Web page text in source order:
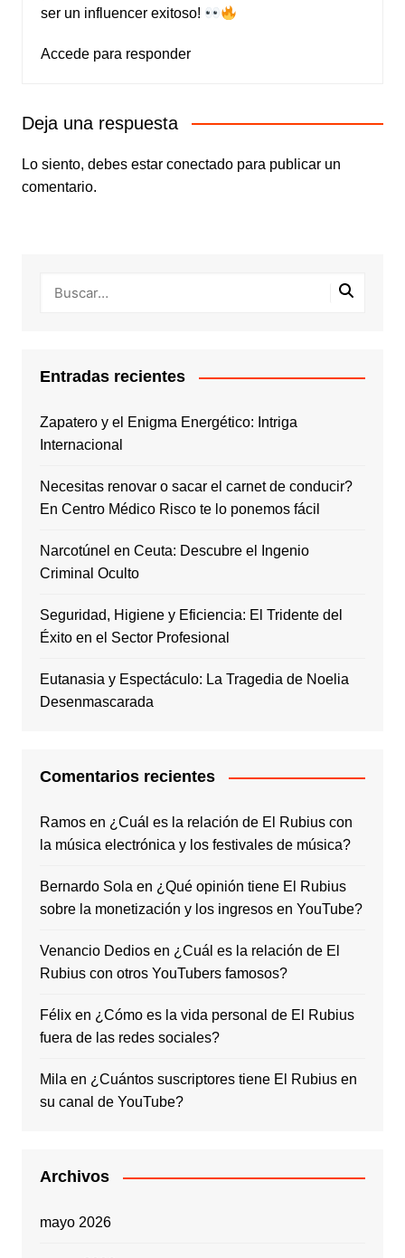
ser un influencer exitoso!
Accede para responder
Deja una respuesta
Lo siento, debes estar conectadopara publicar un
comentario.
Entradas recientes
Zapatero y el Enigma Energético: Intriga
Internacional
Necesitas renovar o sacar el carnet de conducir?
En Centro Médico Risco te lo ponemos fácil
Narcotúnel en Ceuta: Descubre el Ingenio
Criminal Oculto
Seguridad, Higiene y Eficiencia: El Tridente del
Éxito en el Sector Profesional
Eutanasia y Espectáculo: La Tragedia de Noelia
Desenmascarada
Comentarios recientes
Ramosen ¿Cuál es la relación de El Rubius con
la música electrónica y los festivales de música?
Bernardo Sola en ¿Qué opinión tiene El Rubius
sobre la monetización y los ingresos en YouTube?
Venancio Dediosen ¿Cuál es la relación de El
Rubius con otros YouTubers famosos?
Félixen ¿Cómo es la vida personal de El Rubius
fuera de las redes sociales?
Mila en ¿Cuántos suscriptores tiene El Rubius en
su canal de YouTube?
Archivos
mayo 2026